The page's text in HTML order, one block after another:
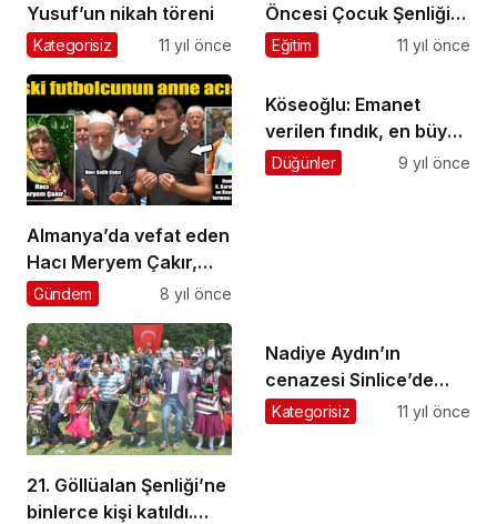
Yusuf’un nikah töreni
Kategorisiz 11 yıl önce
Öncesi Çocuk Şenliği
yapıldı
Eğitim 11 yıl önce
Almanya’da vefat eden
Hacı Meryem Çakır,
Üzümözü’nde toprağa
Gündem 8 yıl önce
Köseoğlu: Emanet
verilen fındık, en büyük
sorun
Düğünler 9 yıl önce
21. Göllüalan Şenliği’ne
binlerce kişi katıldı.
Nadiye Aydın’ın
cenazesi Sinlice’de
toprağa verildi
Kategorisiz 11 yıl önce